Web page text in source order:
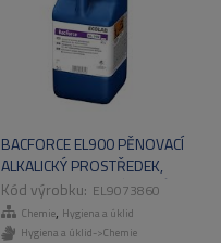
BACFORCE EL900 PĚNOVACÍ
ALKALICKÝ PROSTŘEDEK,
URČENO PRO MYTÍ STOLŮ, 2X
5L/BAL
EL9073860
Chemie, Hygiena a úklid
Hygiena a úklid->Chemie